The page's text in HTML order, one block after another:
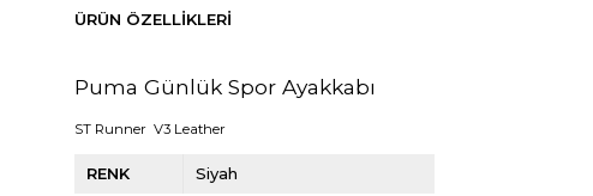
ÜRÜN ÖZELLIKLERI
Puma Günlük Spor Ayakkabı
ST Runner V3 Leather
RENK Siyah